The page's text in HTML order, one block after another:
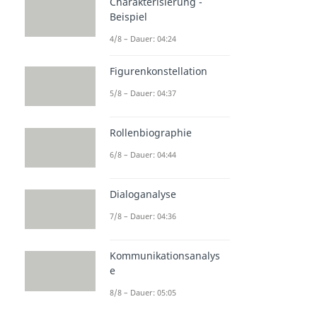
Beispiel
4/8 – Dauer: 04:24
Figurenkonstellation
5/8 – Dauer: 04:37
Rollenbiographie
6/8 – Dauer: 04:44
Dialoganalyse
7/8 – Dauer: 04:36
Kommunikationsanalys
e
8/8 – Dauer: 05:05